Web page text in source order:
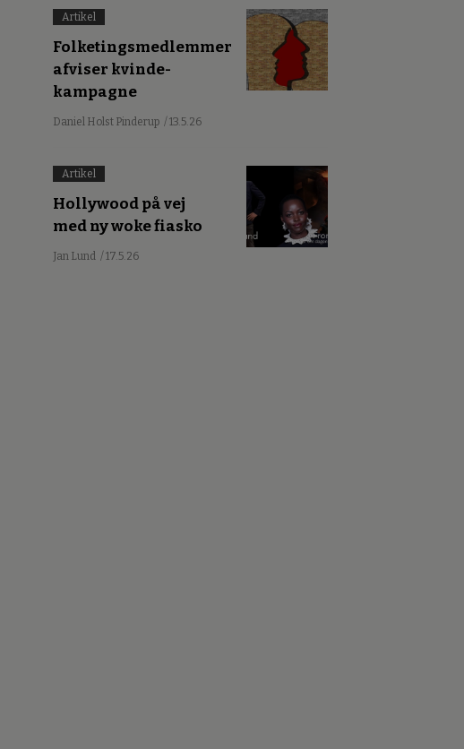
Artikel
Folketingsmedlemmer
afviser kvinde-
kampagne
Daniel Holst Pinderup / 13.5.26
Artikel
Hollywood på vej
med ny woke fiasko
Jan Lund / 17.5.26